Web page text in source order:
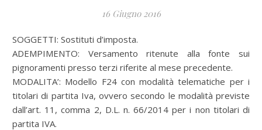
16 Giugno 2016
SOGGETTI: Sostituti d’imposta.
ADEMPIMENTO: Versamento ritenute alla fonte sui
pignoramenti presso terzi riferite al mese precedente.
MODALITA’: Modello F24 con modalità telematiche per i
titolari di partita Iva, ovvero secondo le modalità previste
dall’art. 11, comma 2, D.L. n. 66/2014 per i non titolari di
partita IVA.